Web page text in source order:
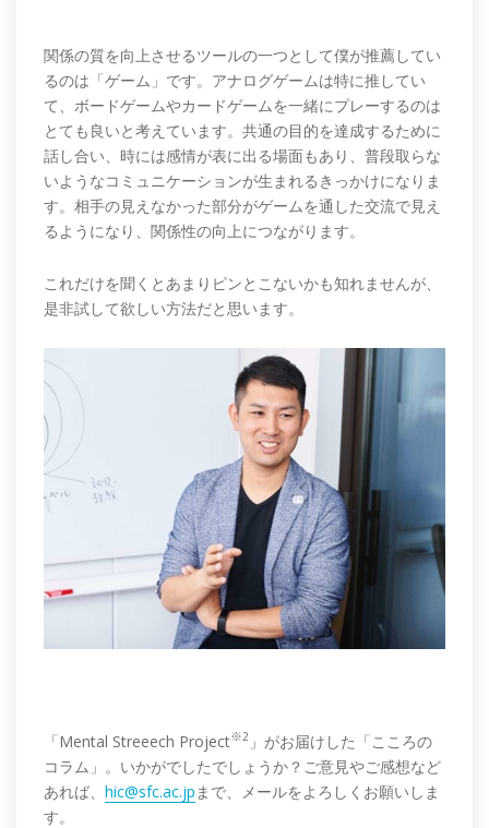
関係の質を向上させるツールの一つとして僕が推薦してい
るのは「ゲーム」です。アナログゲームは特に推してい
て、ボードゲームやカードゲームを一緒にプレーするのは
とても良いと考えています。共通の目的を達成するために
話し合い、時には感情が表に出る場面もあり、普段取らな
いようなコミュニケーションが生まれるきっかけになりま
す。相手の見えなかった部分がゲームを通した交流で見え
るようになり、関係性の向上につながります。
これだけを聞くとあまりピンとこないかも知れませんが、
是非試して欲しい方法だと思います。
「Mental Streeech Project※2 」がお届けした「こころの
コラム」。いかがでしたでしょうか？ご意見やご感想など
あれば、 hic@sfc.ac.jp まで、メールをよろしくお願いしま
す。